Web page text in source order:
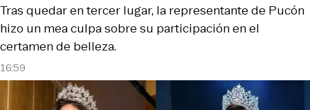
16:59
Tras quedar en tercer lugar, la representante de Pucón
hizo un mea culpa sobre su participación en el
certamen de belleza.